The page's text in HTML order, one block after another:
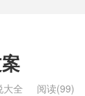
大全 阅读(99)